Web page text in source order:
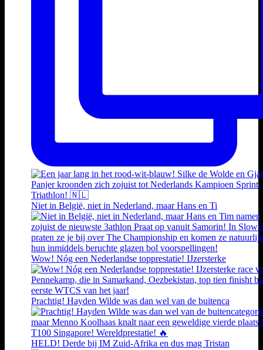
Niet in België, niet in Nederland, maar Hans en Ti
Wow! Nóg een Nederlandse topprestatie! IJzersterke
Prachtig! Hayden Wilde was dan wel van de buitenca
HELD! Derde bij IM Zuid-Afrika en dus mag Tristan